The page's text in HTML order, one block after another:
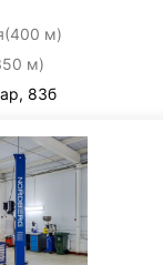
(400 м)
м)
83б